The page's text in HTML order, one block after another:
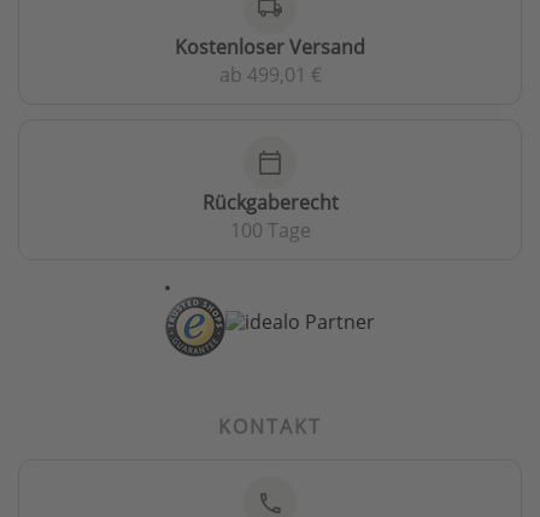
local_shipping
Kostenloser Versand
ab 499,01 €
calendar_today
Rückgaberecht
100 Tage
KONTAKT
phone